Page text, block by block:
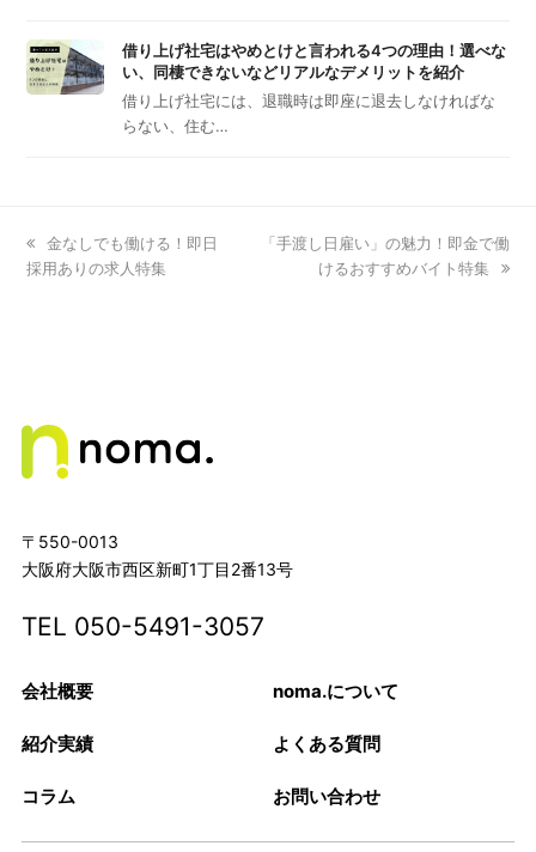
借り上げ社宅はやめとけと言われる4つの理由！選べな
い、同棲できないなどリアルなデメリットを紹介
借り上げ社宅には、退職時は即座に退去しなければな
らない、住む…
previous
post:
金なしでも働ける！即日
採用ありの求人特集
next
「手渡し日雇い」の魅力！即金で働
けるおすすめバイト特集
〒550-0013
大阪府大阪市西区新町1丁目2番13号
TEL 050-5491-3057
会社概要 noma.について
紹介実績 よくある質問
コラム お問い合わせ